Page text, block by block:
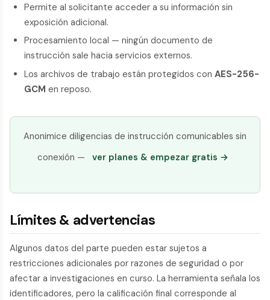
Permite al solicitante acceder a su información sin
exposición adicional.
Procesamiento local — ningún documento de
instrucción sale hacia servicios externos.
Los archivos de trabajo están protegidos con AES-256-
GCM en reposo.
Anonimice diligencias de instrucción comunicables sin
conexión —
ver planes & empezar gratis →
Límites & advertencias
Algunos datos del parte pueden estar sujetos a
restricciones adicionales por razones de seguridad o por
afectar a investigaciones en curso. La herramienta señala los
identificadores, pero la calificación final corresponde al